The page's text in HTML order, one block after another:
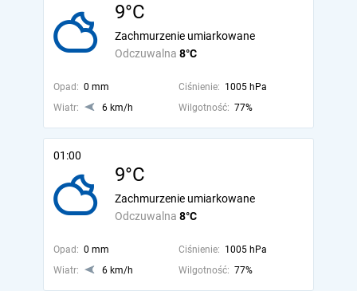
9°C
Odczuwalna 8°C
Zachmurzenie umiarkowane
Opad: 0 mm Ciśnienie: 1005 hPa
Wiatr:
6 km/h Wilgotność: 77%
01:00
9°C
Odczuwalna 8°C
Zachmurzenie umiarkowane
Opad: 0 mm Ciśnienie: 1005 hPa
Wiatr:
6 km/h Wilgotność: 77%